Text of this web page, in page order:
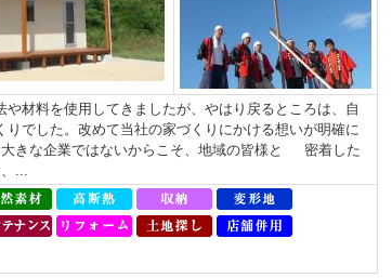
材料を使用してきましたが、やはり戻るところは、自
でした。改めて当社の家づくりにかける想いが明確に
きな企業ではないからこそ、地域の皆様と 密着した
...